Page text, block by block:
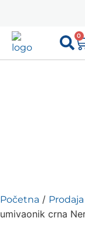
0
Početna / Prodaja
umivaonik crna